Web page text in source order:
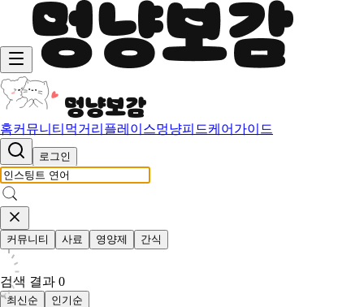
홈커뮤니티 먹거리 플레이스멍냥피드케어가이드
로그인
커뮤니티 사료 영양제 간식
검색 결과 0
최신순
인기순